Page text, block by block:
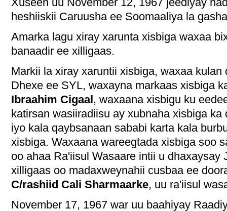
heshiiskii Caruusha ee Soomaaliya la
Amarka lagu xiray xarunta xisbiga waxaa
banaadir ee xilligaas.
Markii la xiray xaruntii xisbiga, waxaa
Dhexe ee SYL, waxayna markaas xisbiga
Ibraahim Cigaal, waxaana xisbigu ku
katirsan wasiiradiisu ay xubnaha xisbiga ka
iyo kala qaybsanaan sababi karta kala
xisbiga. Waxaana wareegtada xisbiga soo
oo ahaa Ra'iisul Wasaare intii u dhaxaysay
xilligaas oo madaxweynahii cusbaa ee
C/rashiid Cali Sharmaarke, uu ra'iisul
November 17, 1967 war uu baahiyay